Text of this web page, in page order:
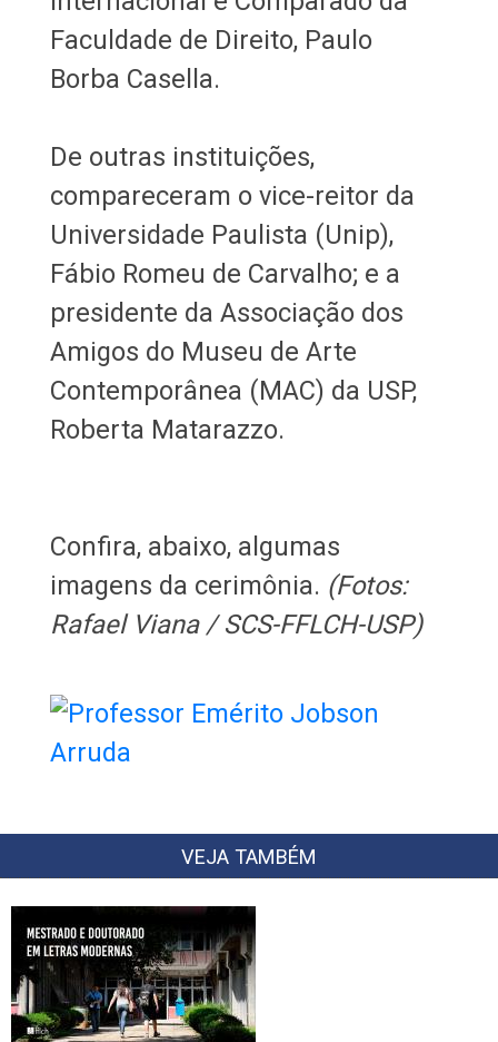
Faculdade de Direito, Paulo
Borba Casella.
De outras instituições,
compareceram o vice-reitor da
Universidade Paulista (Unip),
Fábio Romeu de Carvalho; e a
presidente da Associação dos
Amigos do Museu de Arte
Contemporânea (MAC) da USP,
Roberta Matarazzo.
Confira, abaixo, algumas
imagens da cerimônia. (Fotos:
Rafael Viana / SCS-FFLCH-USP)
VEJA TAMBÉM